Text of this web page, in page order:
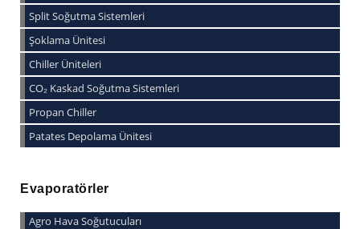
Split Soğutma Sistemleri
Şoklama Ünitesi
Chiller Üniteleri
CO₂ Kaskad Soğutma Sistemleri
Propan Chiller
Patates Depolama Ünitesi
Evaporatörler
Agro Hava Soğutucuları